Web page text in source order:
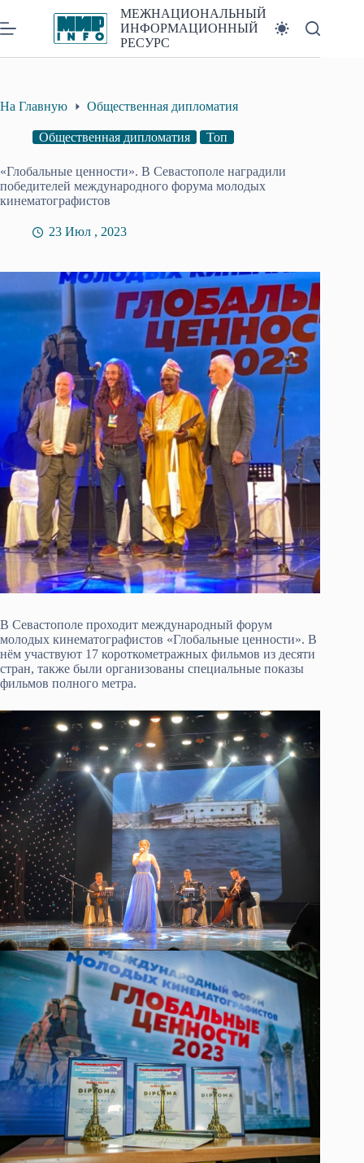
к
сути
МЕЖНАЦИОНАЛЬНЫЙ
ИНФОРМАЦИОННЫЙ
РЕСУРС
На Главную Общественная дипломатия
Общественная дипломатия Топ
«Глобальные ценности». В Севастополе наградили
победителей международного форума молодых
кинематографистов
23 Июл , 2023
В Севастополе проходит международный форум
молодых кинематографистов «Глобальные ценности». В
нём участвуют 17 короткометражных фильмов из десяти
стран, также были организованы специальные показы
фильмов полного метра.